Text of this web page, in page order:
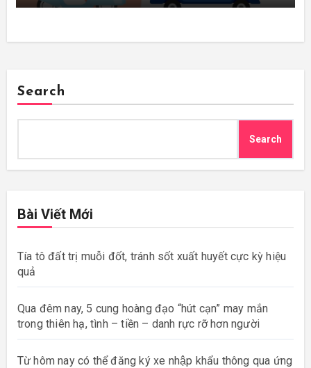
Search
Search
Bài Viết Mới
Tía tô đất trị muỗi đốt, tránh sốt xuất huyết cực kỳ hiệu
quả
Qua đêm nay, 5 cung hoàng đạo “hút cạn” may mắn
trong thiên hạ, tình – tiền – danh rực rỡ hơn người
Từ hôm nay có thể đăng ký xe nhập khẩu thông qua ứng